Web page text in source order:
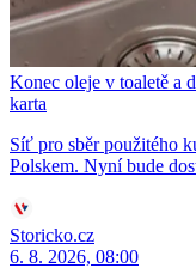
Konec oleje v toaletě a
karta
Síť pro sběr použitého
Polskem. Nyní bude
Storicko.cz
6. 8. 2026, 08:00